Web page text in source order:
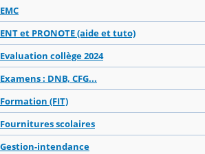
EMC
ENT et PRONOTE (aide et tuto)
Evaluation collège 2024
Examens : DNB, CFG...
Formation (FIT)
Fournitures scolaires
Gestion-intendance